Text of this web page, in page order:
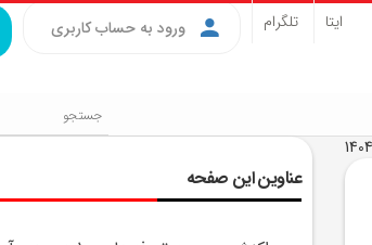
ورود به حساب کاربری ایتا تلگرام
عناوین این صفحه